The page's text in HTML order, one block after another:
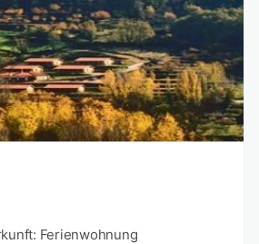
Ferienwohnung